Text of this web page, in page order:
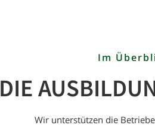
Im
Wir unterstützen die